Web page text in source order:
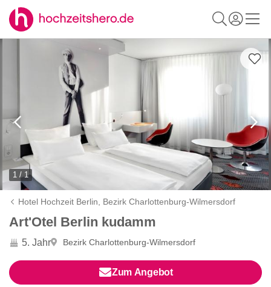
1 / 1
Hotel Hochzeit Berlin, Bezirk Charlottenburg-Wilmersdorf
Art'Otel Berlin kudamm
5. Jahr Bezirk Charlottenburg-Wilmersdorf
Zum Angebot